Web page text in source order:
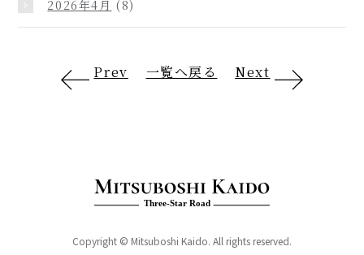
2026年4月 (8)
Prev 一覧へ戻る Next
Copyright © Mitsuboshi Kaido. All rights reserved.